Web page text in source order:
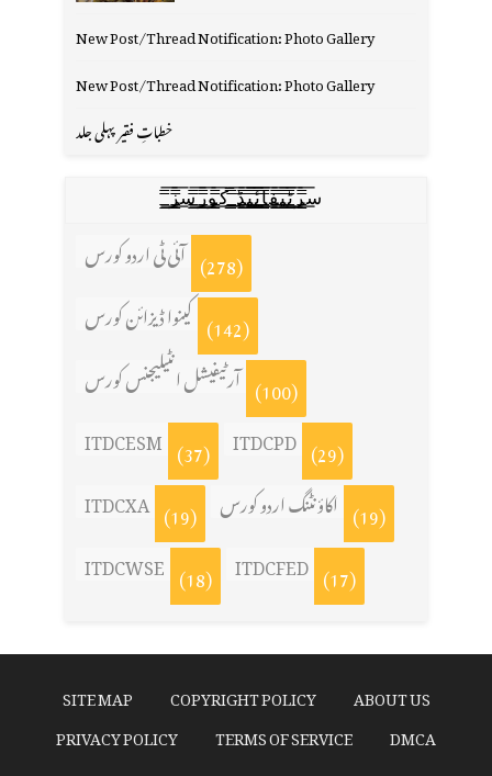
New Post/Thread Notification: Photo Gallery
New Post/Thread Notification: Photo Gallery
خطباتِ فقیر پہلی جلد
س̳̿͟͞ر̳̿͟͞ٹ̳̿͟͞ی̳̿͟͞ف̳̿͟͞ا̳̿͟͞ي̳̳̿ٔ̿͟͟͞͞ی̳̿͟͞ڈ̳̿͟͞ ̳̿͟͞ک̳̿͟͞و̳̿͟͞ر̳̿͟͞س̳̿͟͞ز̳̿͟͞
آئی ٹی اردو کورس (278)
کینوا ڈیزائن کورس (142)
آرٹیفیشل انٹیلیجنس کورس (100)
ITDCESM (37) ITDCPD (29)
ITDCXA (19) اکاؤنٹنگ اردو کورس (19)
ITDCWSE (18) ITDCFED (17)
ABOUT US
COPYRIGHT POLICY
SITE MAP
DMCA
TERMS OF SERVICE
PRIVACY POLICY